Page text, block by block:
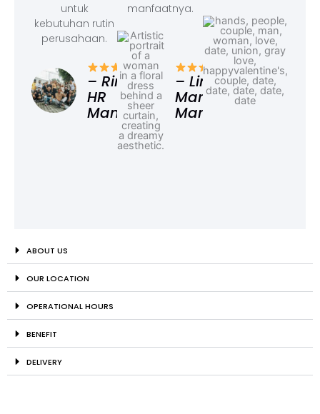
untuk
kebutuhan rutin
perusahaan.
– Rina,
HR
Manager
manfaatnya.
– Linda,
Marketing
Manager
ABOUT US
OUR LOCATION
OPERATIONAL HOURS
BENEFIT
DELIVERY